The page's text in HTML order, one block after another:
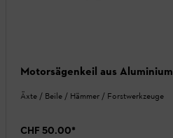
Motorsägenkeil aus Aluminium
Äxte / Beile / Hämmer / Forstwerkzeuge
CHF 50.00*